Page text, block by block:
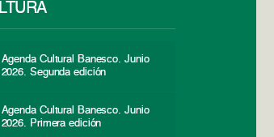
Agenda Cultural Banesco. Junio
2026. Segunda edición
Agenda Cultural Banesco. Junio
2026. Primera edición